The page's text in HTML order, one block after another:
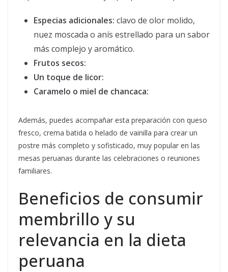
Especias adicionales: clavo de olor molido,
nuez moscada o anís estrellado para un sabor
más complejo y aromático.
Frutos secos:
Un toque de licor:
Caramelo o miel de chancaca:
Además, puedes acompañar esta preparación con queso
fresco, crema batida o helado de vainilla para crear un
postre más completo y sofisticado, muy popular en las
mesas peruanas durante las celebraciones o reuniones
familiares.
Beneficios de consumir
membrillo y su
relevancia en la dieta
peruana